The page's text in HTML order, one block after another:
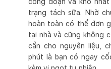
trạng tách sữa. Nhờ
hoàn toàn có thể đơn
tại nhà và cũng không
cần cho nguyên liệu,
phút là bạn có ngay